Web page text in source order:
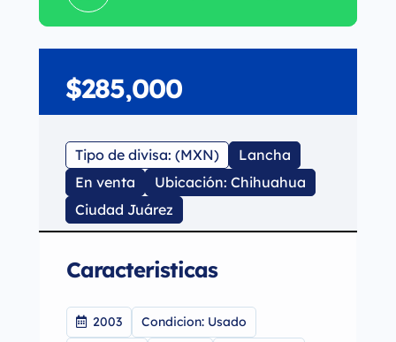
$285,000
Tipo de divisa: (MXN)
Lancha
En venta
Ubicación: Chihuahua
Ciudad Juárez
Caracteristicas
2003
Condicion: Usado